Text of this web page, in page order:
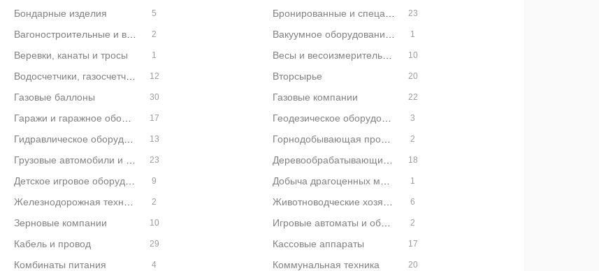
Бондарные изделия 5 23
Вагоностроительные и вагоноремонтные заводы 2 1
Веревки, канаты и тросы 1 Весы и весоизмерительное оборудование 10
Водосчетчики, газосчетчики и теплосчетчики 12 Вторсырье 20
Газовые баллоны 30 Газовые компании 22
17 3
13 2
23 18
9 1
2 6
Зерновые компании 10 Игровые автоматы и оборудование 2
Кабель и провод 29 Кассовые аппараты 17
Комбинаты питания 4 Коммунальная техника 20